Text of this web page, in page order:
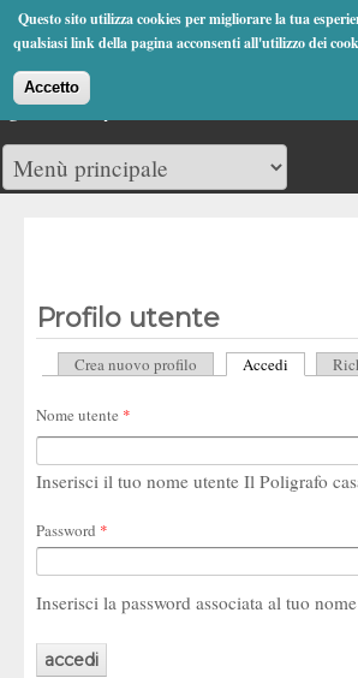
Questo sito utilizza cookies per migliorare la tua
qualsiasi link della pagina acconsenti all'utilizzo dei
Accetto
Jump to Navigation
Profilo utente
Schede primarie
Crea nuovo profilo Accedi (scheda
Nome utente *
Inserisci il tuo nome utente Il Poligrafo
Password *
Inserisci la password associata al tuo